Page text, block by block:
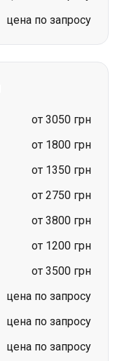
цена по запросу
от 3050 грн
от 1800 грн
от 1350 грн
от 2750 грн
от 3800 грн
от 1200 грн
от 3500 грн
цена по запросу
цена по запросу
цена по запросу